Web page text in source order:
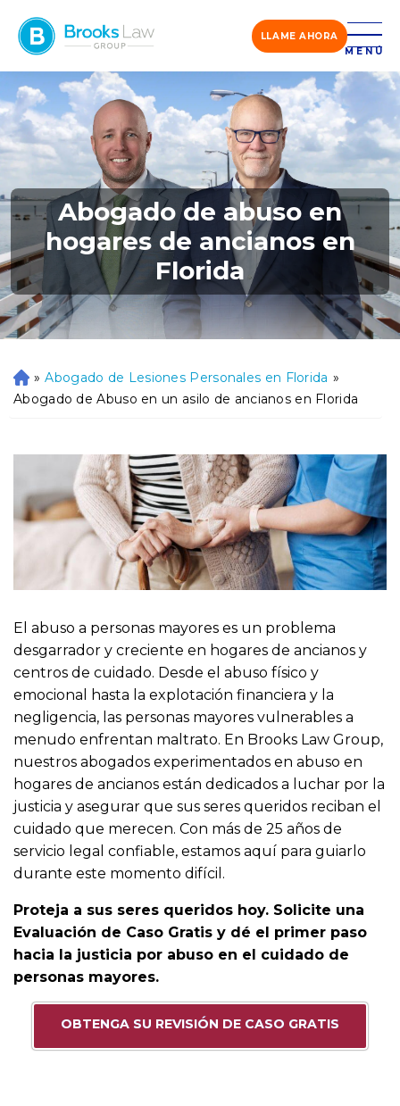
LLAME AHORA
MENÚ
Abogado de abuso en
hogares de ancianos en
Florida
Ini
ci
» Abogado de Lesiones Personales en Florida »
Abogado de Abuso en un asilo de ancianos en Florida
El abuso a personas mayores es un problema
desgarrador y creciente en hogares de ancianos y
centros de cuidado. Desde el abuso físico y
emocional hasta la explotación financiera y la
negligencia, las personas mayores vulnerables a
menudo enfrentan maltrato. En Brooks Law Group,
nuestros abogados experimentados en abuso en
hogares de ancianos están dedicados a luchar por la
justicia y asegurar que sus seres queridos reciban el
cuidado que merecen. Con más de 25 años de
servicio legal confiable, estamos aquí para guiarlo
durante este momento difícil.
Proteja a sus seres queridos hoy. Solicite una
Evaluación de Caso Gratis y dé el primer paso
hacia la justicia por abuso en el cuidado de
personas mayores.
OBTENGA SU REVISIÓN DE CASO GRATIS